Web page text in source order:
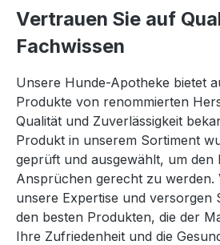
Vertrauen Sie auf
Fachwissen
Unsere Hunde-Apotheke bietet
Produkte von renommierten
Qualität und Zuverlässigkeit
Produkt in unserem Sortiment
geprüft und ausgewählt, um den
Ansprüchen gerecht zu werden.
unsere Expertise und versorgen
den besten Produkten, die der
Ihre Zufriedenheit und die